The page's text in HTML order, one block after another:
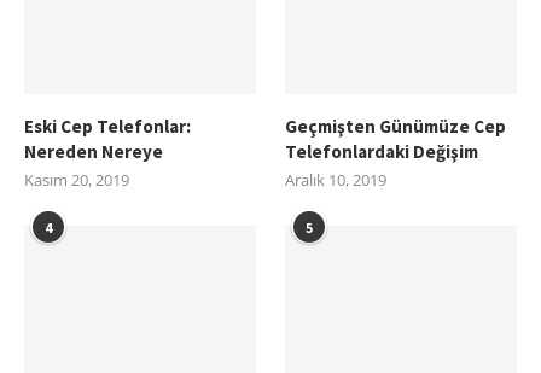
Eski Cep Telefonlar:
Nereden Nereye
Kasım 20, 2019
Geçmişten Günümüze Cep
Telefonlardaki Değişim
Aralık 10, 2019
4 5